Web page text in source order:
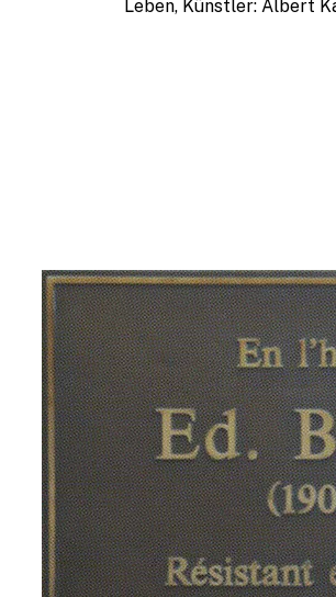
Leben, Künstler: Albert